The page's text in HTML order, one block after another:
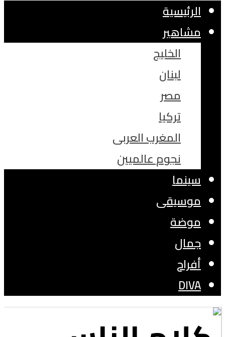
الرئيسية
مشاهير
الخليج
لبنان
مصر
تركيا
المغرب العربى
نجوم عالميين
سينما
موسيقى
موضة
جمال
أفراح
DIVA